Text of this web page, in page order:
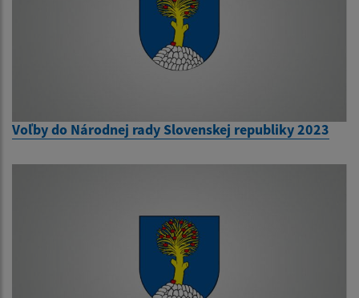
Voľby do Národnej rady Slovenskej republiky 2023